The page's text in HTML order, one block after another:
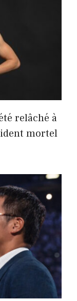
relâché à
mortel